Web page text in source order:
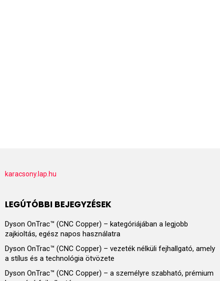
karacsony.lap.hu
LEGÚTÓBBI BEJEGYZÉSEK
Dyson OnTrac™ (CNC Copper) – kategóriájában a legjobb
zajkioltás, egész napos használatra
Dyson OnTrac™ (CNC Copper) – vezeték nélküli fejhallgató, amely
a stílus és a technológia ötvözete
Dyson OnTrac™ (CNC Copper) – a személyre szabható, prémium